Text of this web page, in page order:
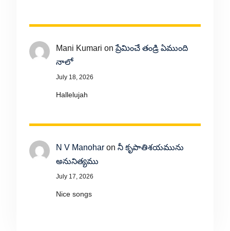
Mani Kumari onప్రేమించే తండ్రి ఏముంది
నాలో
July 18, 2026
Hallelujah
N V Manoharon నీ కృపాతిశయమును
అనునిత్యము
July 17, 2026
Nice songs